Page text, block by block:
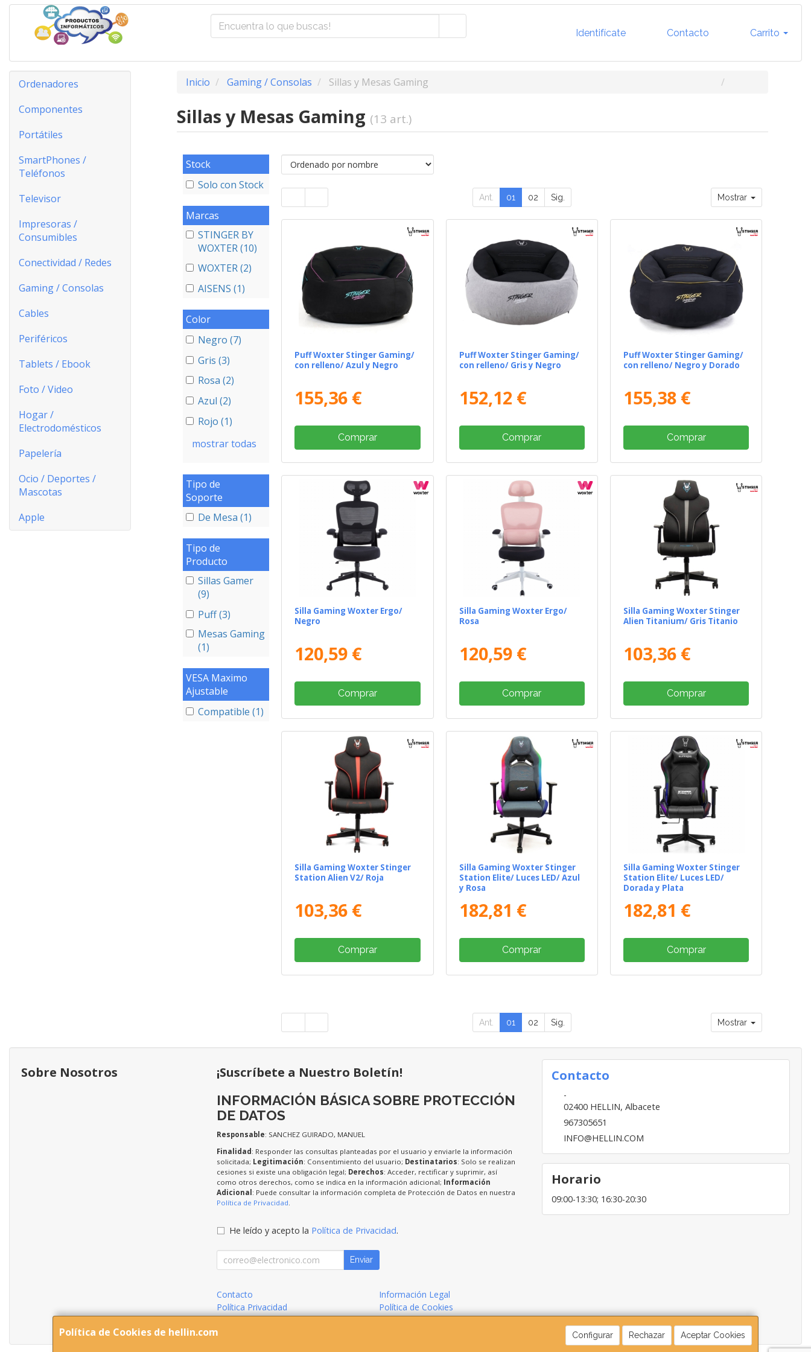
Identifícate Contacto Carrito
Ordenadores
Componentes
Portátiles
SmartPhones /
Teléfonos
Televisor
Impresoras /
Consumibles
Conectividad / Redes
Gaming / Consolas
Cables
Periféricos
Tablets / Ebook
Foto / Video
Hogar /
Electrodomésticos
Papelería
Ocio / Deportes /
Mascotas
Apple
Inicio Gaming / Consolas Sillas y Mesas Gaming
Sillas y Mesas Gaming (13 art.)
Stock
Solo con Stock
Marcas
STINGER BY
WOXTER (10)
WOXTER (2)
AISENS (1)
Color
Negro (7)
Gris (3)
Rosa (2)
Azul (2)
Rojo (1)
mostrar todas
Tipo de
Soporte
De Mesa (1)
Tipo de
Producto
Sillas Gamer
(9)
Puff (3)
Mesas Gaming
(1)
VESA Maximo
Ajustable
Compatible (1)
Ant. 01 02 Sig. Mostrar
Puff Woxter Stinger Gaming/
con relleno/ Azul y Negro
155,36 €
Comprar
Puff Woxter Stinger Gaming/
con relleno/ Gris y Negro
152,12 €
Comprar
Puff Woxter Stinger Gaming/
con relleno/ Negro y Dorado
155,38 €
Comprar
Silla Gaming Woxter Ergo/
Negro
120,59 €
Comprar
Silla Gaming Woxter Ergo/
Rosa
120,59 €
Comprar
Silla Gaming Woxter Stinger
Alien Titanium/ Gris Titanio
103,36 €
Comprar
Silla Gaming Woxter Stinger
Station Alien V2/ Roja
103,36 €
Comprar
Silla Gaming Woxter Stinger
Station Elite/ Luces LED/ Azul
y Rosa
182,81 €
Comprar
Silla Gaming Woxter Stinger
Station Elite/ Luces LED/
Dorada y Plata
182,81 €
Comprar
Ant. 01 02 Sig. Mostrar
Política de Cookies de hellin.com Configurar Rechazar Aceptar Cookies
Sobre Nosotros
¡Suscríbete a Nuestro Boletín!
INFORMACIÓN BÁSICA SOBRE PROTECCIÓN
DE DATOS
Responsable: SANCHEZ GUIRADO, MANUEL
Finalidad: Responder las consultas planteadas por el usuario y enviarle la información
solicitada; Legitimación: Consentimiento del usuario; Destinatarios: Solo se realizan
cesiones si existe una obligación legal; Derechos: Acceder, rectificar y suprimir, así
como otros derechos, como se indica en la información adicional; Información
Adicional: Puede consultar la información completa de Protección de Datos en nuestra
Política de Privacidad
He leído y acepto la Política de Privacidad.
Enviar
Contacto
Información Legal
Política Privacidad
Política de Cookies
Condiciones de Compra
Formas de Pago
Contacto
-
02400 HELLIN, Albacete
967305651
INFO@HELLIN.COM
Horario
09:00-13:30; 16:30-20:30